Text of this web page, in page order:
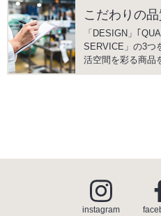
こだわりの
「DESIGN」｢
SERVICE」の3つ
活空間を彩る商品
instagram